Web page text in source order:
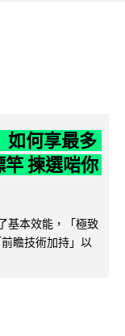
如何享最多
揀選啱你
基本效能，「極致
瞻技術加持」以